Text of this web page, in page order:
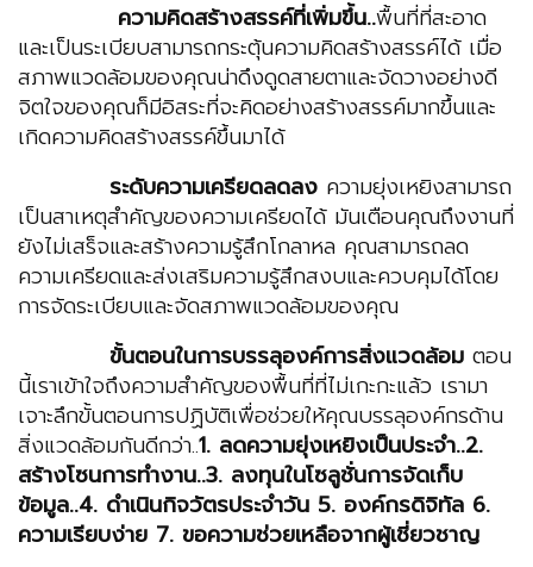
ความคิดสร้างสรรค์ที่เพิ่มขึ้น..พื้นที่ที่สะอาด
และเป็นระเบียบสามารถกระตุ้นความคิดสร้างสรรค์ได้ เมื่อ
สภาพแวดล้อมของคุณน่าดึงดูดสายตาและจัดวางอย่างดี
จิตใจของคุณก็มีอิสระที่จะคิดอย่างสร้างสรรค์มากขึ้นและ
เกิดความคิดสร้างสรรค์ขึ้นมาได้
ระดับความเครียดลดลง ความยุ่งเหยิงสามารถ
เป็นสาเหตุสำคัญของความเครียดได้ มันเตือนคุณถึงงานที่
ยังไม่เสร็จและสร้างความรู้สึกโกลาหล คุณสามารถลด
ความเครียดและส่งเสริมความรู้สึกสงบและควบคุมได้โดย
การจัดระเบียบและจัดสภาพแวดล้อมของคุณ
ขั้นตอนในการบรรลุองค์การสิ่งแวดล้อม ตอน
นี้เราเข้าใจถึงความสำคัญของพื้นที่ที่ไม่เกะกะแล้ว เรามา
เจาะลึกขั้นตอนการปฏิบัติเพื่อช่วยให้คุณบรรลุองค์กรด้าน
สิ่งแวดล้อมกันดีกว่า..1. ลดความยุ่งเหยิงเป็นประจำ..2.
สร้างโซนการทำงาน..3. ลงทุนในโซลูชั่นการจัดเก็บ
ข้อมูล..4. ดำเนินกิจวัตรประจำวัน 5. องค์กรดิจิทัล 6.
ความเรียบง่าย 7. ขอความช่วยเหลือจากผู้เชี่ยวชาญ